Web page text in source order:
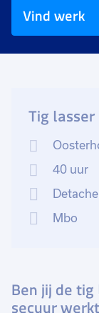
Vind werk
Tig lasser
40 uur
Mbo
Ben jij de
secuur